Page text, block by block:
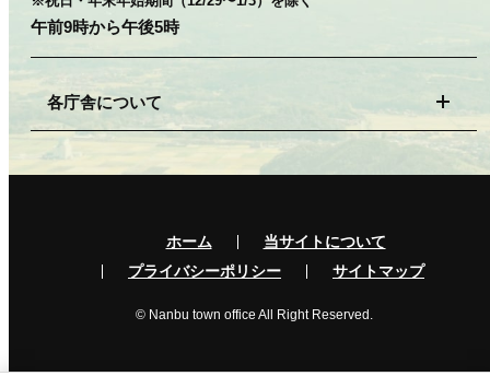
午前9時から午後5時
各庁舎について
ホーム
当サイトについて
プライバシーポリシー
サイトマップ
© Nanbu town office All Right Reserved.